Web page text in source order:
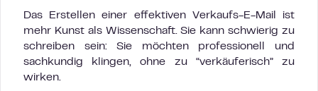
Das Erstellen einer effektiven Verkaufs-E-Mail ist
mehr Kunst als Wissenschaft. Sie kann schwierig zu
schreiben sein: Sie möchten professionell und
sachkundig klingen, ohne zu “verkäuferisch” zu
wirken.